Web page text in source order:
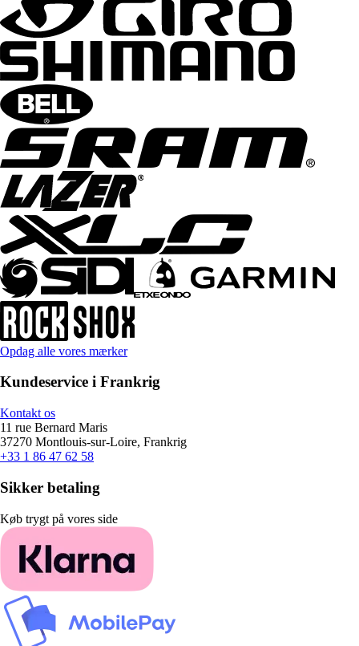
Opdag alle vores mærker
Kundeservice i Frankrig
Kontakt os
11 rue Bernard Maris
37270 Montlouis-sur-Loire, Frankrig
+33 1 86 47 62 58
Sikker betaling
Køb trygt på vores side